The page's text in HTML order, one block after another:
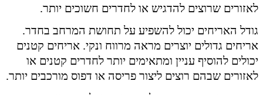
לאזורים שרוצים להדגיש או לחדרים חשוכים יותר.
גודל האריחים יכול להשפיע על תחושת המרחב בחדר.
אריחים גדולים יוצרים מראה מרווח ונקי. אריחים קטנים
יכולים להוסיף עניין ומתאימים יותר לחדרים קטנים או
לאזורים שבהם רוצים ליצור פריסה או דפוס מורכבים יותר.